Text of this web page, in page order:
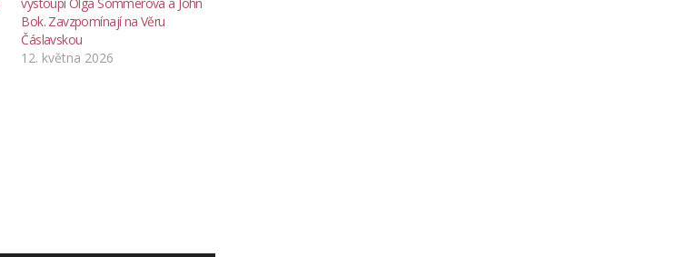
Bok. Zavzpomínají na Věru
Čáslavskou
12. května 2026